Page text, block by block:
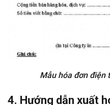
Mẫu hóa đơn điện
4. Hướng dẫn xuất